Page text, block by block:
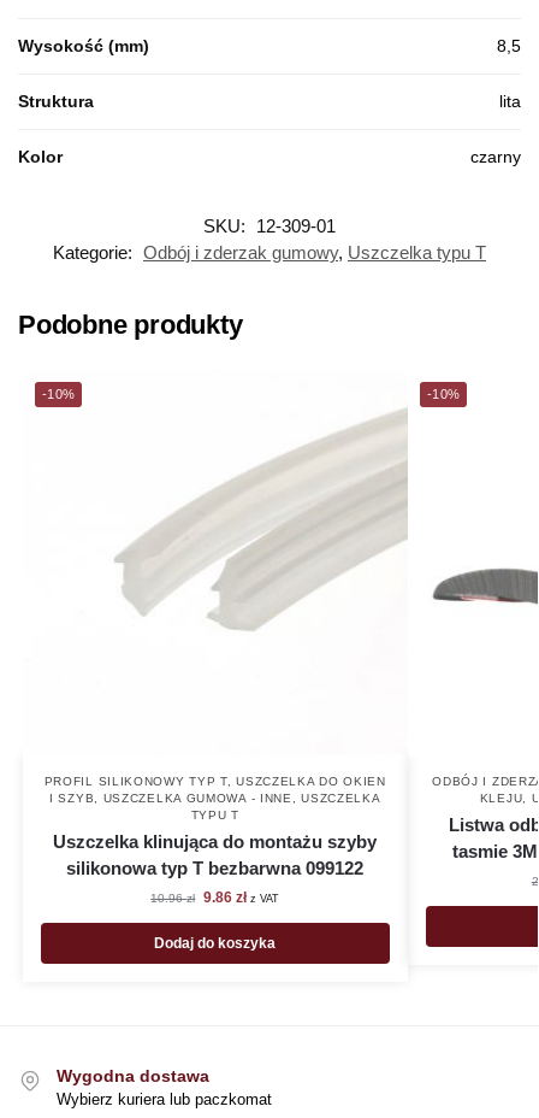
Wysokość (mm) 8,5
Struktura lita
Kolor czarny
SKU:
12-309-01
Kategorie: Odbój i zderzak gumowy, Uszczelka typu T
Podobne produkty
-10%
PROFIL SILIKONOWY TYP T,USZCZELKA DO OKIEN
I SZYB
USZCZELKA GUMOWA - INNE ,USZCZELKA
TYPU T
Uszczelka klinująca do montażu szyby
silikonowa typ T bezbarwna 099122
10.96zł 9.86zł z VAT
Dodaj do koszyka
-10%
ODBÓJ I
KLEJU
Listwa
tasmie
Wygodna dostawa
Wybierz kuriera lub paczkomat